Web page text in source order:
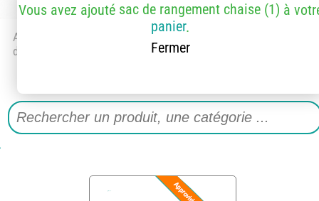
Accueil
> Accessoires et pièces
détachées
Vous avez ajouté sac de rangement chaise (1) à
panier.
Fermer